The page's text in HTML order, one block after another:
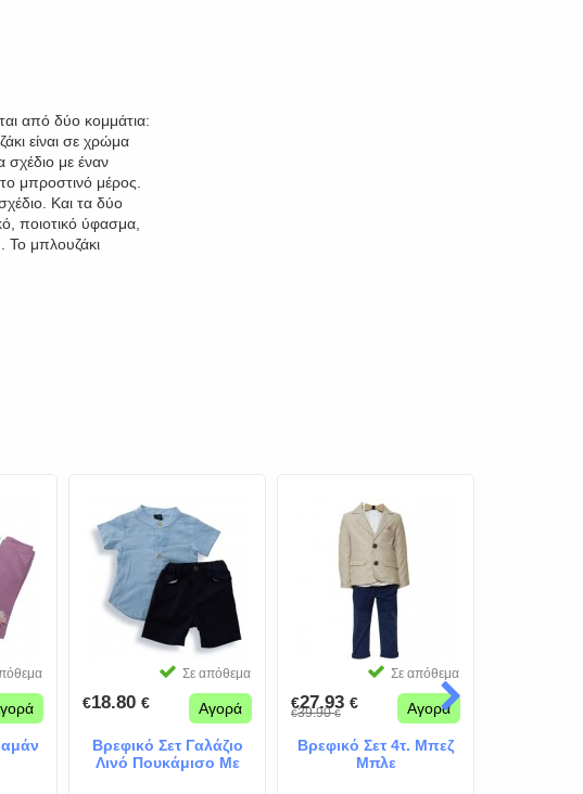
από δύο κομμάτια:
είναι σε χρώμα
σχέδιο με έναν
μπροστινό μέρος.
Και τα δύο
ποιοτικό ύφασμα,
Το μπλουζάκι
Σε απόθεμα
€18.80 € Αγορά
Βρεφικό Σετ Γαλάζιο
Λινό Πουκάμισο Με
Σε απόθεμα
€27.93 €
€39.90€ Αγορά
Βρεφικό Σετ 4τ. Μπεζ
Μπλε